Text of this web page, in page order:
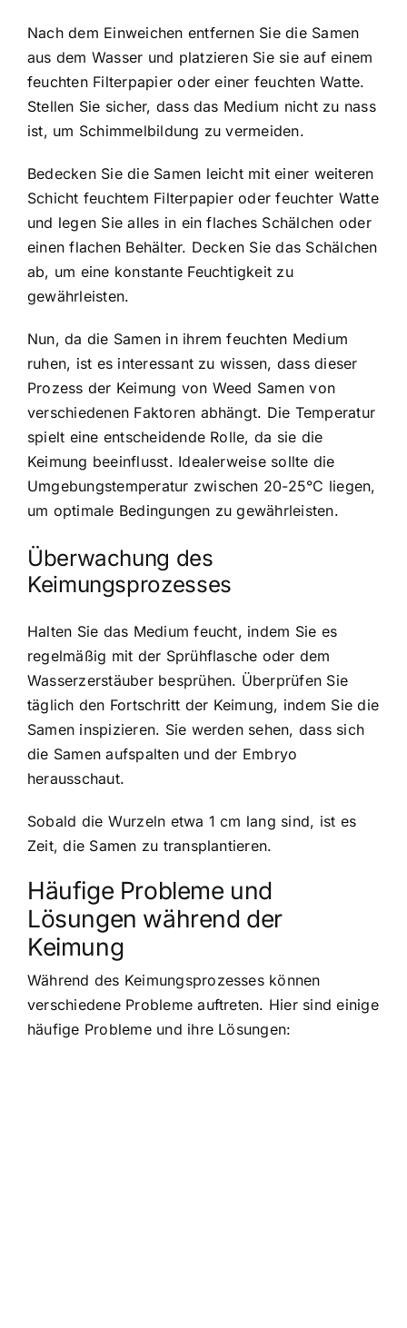
Nach dem Einweichen entfernen Sie die Samen
aus dem Wasser und platzieren Sie sie auf einem
feuchten Filterpapier oder einer feuchten Watte.
Stellen Sie sicher, dass das Medium nicht zu nass
ist, um Schimmelbildung zu vermeiden.
Bedecken Sie die Samen leicht mit einer weiteren
Schicht feuchtem Filterpapier oder feuchter Watte
und legen Sie alles in ein flaches Schälchen oder
einen flachen Behälter. Decken Sie das Schälchen
ab, um eine konstante Feuchtigkeit zu
gewährleisten.
Nun, da die Samen in ihrem feuchten Medium
ruhen, ist es interessant zu wissen, dass dieser
Prozess der Keimung von Weed Samen von
verschiedenen Faktoren abhängt. Die Temperatur
spielt eine entscheidende Rolle, da sie die
Keimung beeinflusst. Idealerweise sollte die
Umgebungstemperatur zwischen 20-25°C liegen,
um optimale Bedingungen zu gewährleisten.
Überwachung des
Keimungsprozesses
Halten Sie das Medium feucht, indem Sie es
regelmäßig mit der Sprühflasche oder dem
Wasserzerstäuber besprühen. Überprüfen Sie
täglich den Fortschritt der Keimung, indem Sie die
Samen inspizieren. Sie werden sehen, dass sich
die Samen aufspalten und der Embryo
herausschaut.
Sobald die Wurzeln etwa 1 cm lang sind, ist es
Zeit, die Samen zu transplantieren.
Häufige Probleme und
Lösungen während der
Keimung
Während des Keimungsprozesses können
verschiedene Probleme auftreten. Hier sind einige
häufige Probleme und ihre Lösungen: